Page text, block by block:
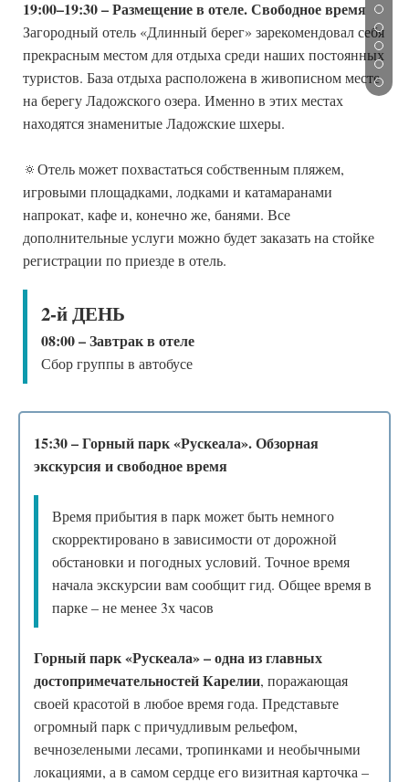
19:00–19:30 – Размещение в отеле. Свободное время
Загородный отель «Длинный берег» зарекомендовал себя
прекрасным местом для отдыха среди наших постоянных
туристов. База отдыха расположена в живописном месте
на берегу Ладожского озера. Именно в этих местах
находятся знаменитые Ладожские шхеры.
🔅Отель может похвастаться собственным пляжем,
игровыми площадками, лодками и катамаранами
напрокат, кафе и, конечно же, банями. Все
дополнительные услуги можно будет заказать на стойке
регистрации по приезде в отель.
2-й ДЕНЬ
08:00 – Завтрак в отеле
Сбор группы в автобусе
15:30 – Горный парк «Рускеала». Обзорная
экскурсия и свободное время
Время прибытия в парк может быть немного
скорректировано в зависимости от дорожной
обстановки и погодных условий. Точное время
начала экскурсии вам сообщит гид. Общее время в
парке – не менее 3х часов
Горный парк «Рускеала» – одна из главных
достопримечательностей Карелии, поражающая
своей красотой в любое время года. Представьте
огромный парк с причудливым рельефом,
вечнозелеными лесами, тропинками и необычными
локациями, а в самом сердце его визитная карточка –